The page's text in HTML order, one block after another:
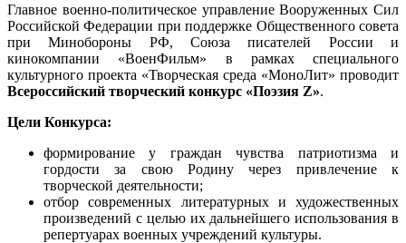
Главное военно-политическое управление Вооруженных Сил
Российской Федерации при поддержке Общественного совета
при Минобороны РФ, Союза писателей России и
кинокомпании «ВоенФильм» в рамках специального
культурного проекта «Творческая среда «МоноЛит» проводит
Всероссийский творческий конкурс «Поэзия Z».
Цели Конкурса:
формирование у граждан чувства патриотизма и
гордости за свою Родину через привлечение к
творческой деятельности;
отбор современных литературных и художественных
произведений с целью их дальнейшего использования в
репертуарах военных учреждений культуры.